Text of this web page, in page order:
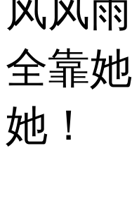
风风
全靠
她！